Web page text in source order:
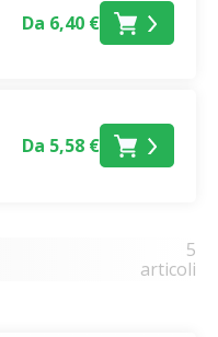
Da 6,40 €
Da 5,58 €
5
articoli